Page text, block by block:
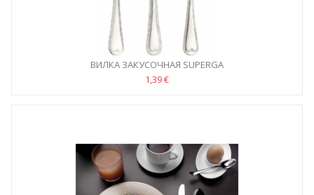
ВИЛКА ЗАКУСОЧНАЯ SUPERGA
1,39 €